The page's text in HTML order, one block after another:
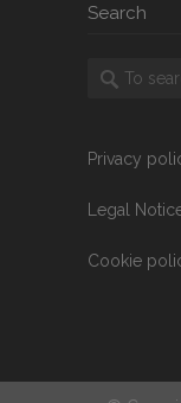
Search
Privacy
Legal
Cookie